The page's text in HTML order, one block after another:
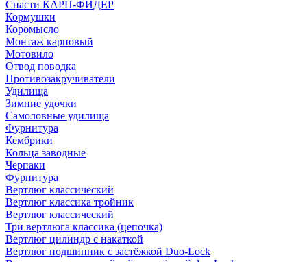
Снасти КАРП-ФИДЕР
Кормушки
Коромысло
Монтаж карповый
Мотовило
Отвод поводка
Противозакручиватели
Удилища
Зимние удочки
Самоловные удилища
Фурнитура
Кембрики
Кольца заводные
Черпаки
Фурнитура
Вертлюг классический
Вертлюг классика тройник
Вертлюг классический
Три вертлюга классика (цепочка)
Вертлюг цилиндр с накаткой
Вертлюг подшипник с застёжкой Duo-Lock